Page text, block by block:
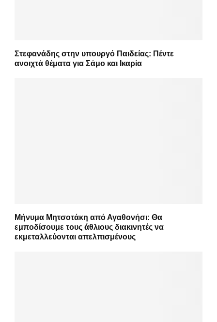
Στεφανάδης στην υπουργό Παιδείας: Πέντε
ανοιχτά θέματα για Σάμο και Ικαρία
Μήνυμα Μητσοτάκη από Αγαθονήσι: Θα
εμποδίσουμε τους άθλιους διακινητές να
εκμεταλλεύονται απελπισμένους